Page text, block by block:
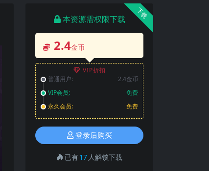
下载
本资源需权限下载
2.4金币
VIP折扣
普通用户:
2.4金币
VIP会员:
免费
永久会员:
免费
登录后购买
已有17 人解锁下载